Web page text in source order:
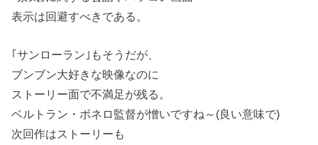
表示は回避すべきである。
｢サンローラン｣もそうだが、
ブンブン大好きな映像なのに
ストーリー面で不満足が残る。
ベルトラン・ボネロ監督が憎いですね～(良い意味で)
次回作はストーリーも